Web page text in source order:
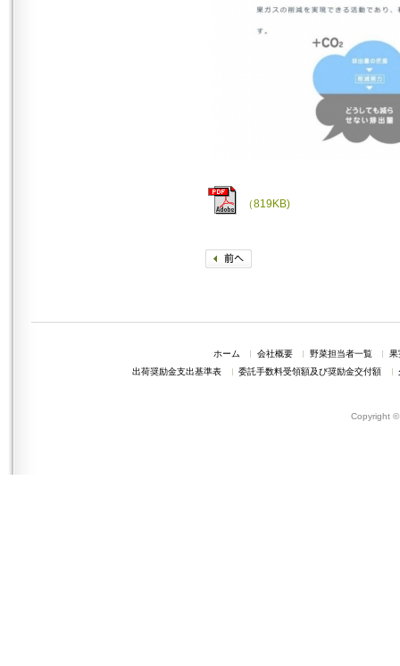
（819KB)
ホーム 会社概要 野菜担当者一覧
果
出荷奨励金支出基準表
委託手数料受領額及び奨励金交付額
Copyright